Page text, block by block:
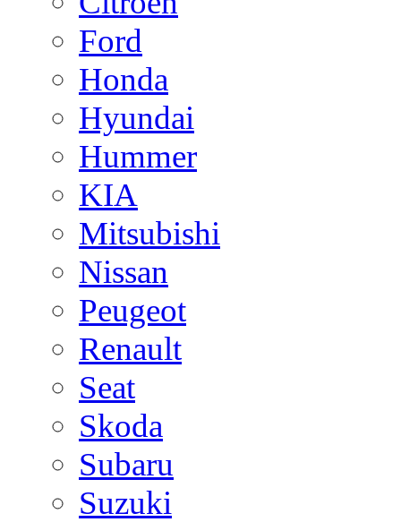
Ford
Honda
Hyundai
Hummer
KIA
Mitsubishi
Nissan
Peugeot
Renault
Seat
Skoda
Subaru
Suzuki